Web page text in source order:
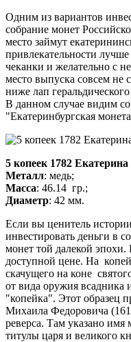
Одним из вариантов
собрание монет
место займут
привлекательности
чеканки и желательно с
место выпуска совсем не
ниже лап
В данном случае видим
"Екатеринбургская
5 копеек 1782 Екатерина
Металл: медь;
Масса: 46.14 гр.;
Диаметр: 42 мм.
Если вы ценитель
инвестировать деньги в
монет той далекой
доступной цене. На
скачущего на коне
от вида оружия всадника
"копейка". Этот образец
Михаила Федоровича
реверса. Там указано
титулы царя и великого